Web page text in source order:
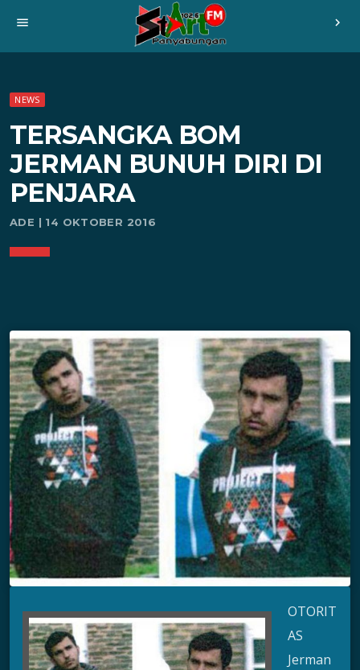
menu chevron_right
NEWS
TERSANGKA BOM
JERMAN BUNUH DIRI DI
PENJARA
ADE | 14 OKTOBER 2016
OTORIT
AS
Jerman